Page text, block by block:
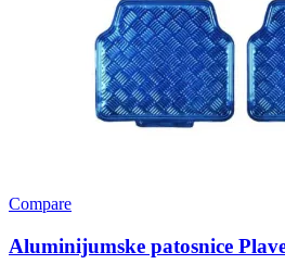
Compare
Aluminijumske patosnice